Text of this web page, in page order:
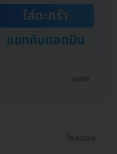
ใส่ตะกร้า
แชทกับแอดมิน
ขยาย
โหลดเลย